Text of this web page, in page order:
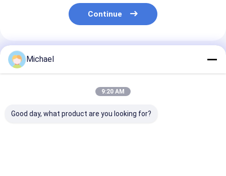
Continue
Produtos Recomendados
Michael
9:20 AM
Good day, what product are you looking for?